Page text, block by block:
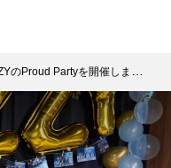
のProud Partyを開催しました！